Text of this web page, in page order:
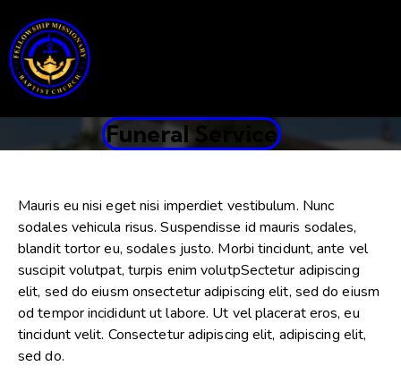
Funeral Service
Mauris eu nisi eget nisi imperdiet vestibulum. Nunc
sodales vehicula risus. Suspendisse id mauris sodales,
blandit tortor eu, sodales justo. Morbi tincidunt, ante vel
suscipit volutpat, turpis enim volutpSectetur adipiscing
elit, sed do eiusm onsectetur adipiscing elit, sed do eiusm
od tempor incididunt ut labore. Ut vel placerat eros, eu
tincidunt velit. Consectetur adipiscing elit, adipiscing elit,
sed do.